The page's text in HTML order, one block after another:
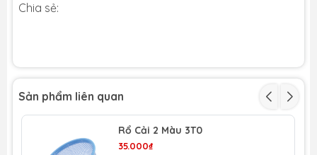
Chia sẻ:
Sản phẩm liên quan
Rổ Cải 2 Màu 3T0
35.000₫